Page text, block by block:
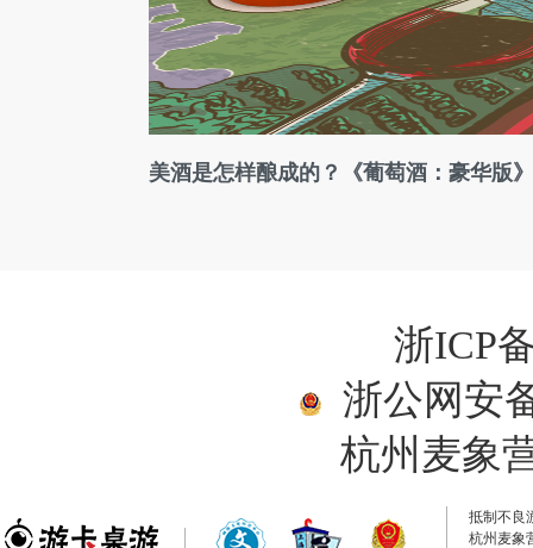
美酒是怎样酿成的？《葡萄酒：豪华版
浙ICP
浙公网安
杭州麦象
抵制不良
杭州麦象